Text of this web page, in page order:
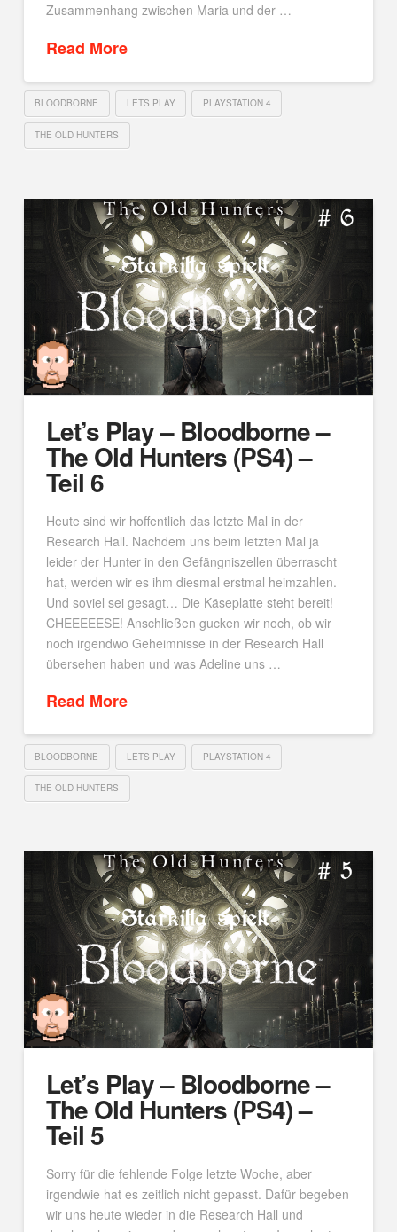
Zusammenhang zwischen Maria und der …
Read More
BLOODBORNE LETS PLAY PLAYSTATION 4
THE OLD HUNTERS
Let’s Play – Bloodborne –
The Old Hunters (PS4) –
Teil 6
Heute sind wir hoffentlich das letzte Mal in der
Research Hall. Nachdem uns beim letzten Mal ja
leider der Hunter in den Gefängniszellen überrascht
hat, werden wir es ihm diesmal erstmal heimzahlen.
Und soviel sei gesagt… Die Käseplatte steht bereit!
CHEEEEESE! Anschließen gucken wir noch, ob wir
noch irgendwo Geheimnisse in der Research Hall
übersehen haben und was Adeline uns …
Read More
BLOODBORNE LETS PLAY PLAYSTATION 4
THE OLD HUNTERS
Let’s Play – Bloodborne –
The Old Hunters (PS4) –
Teil 5
Sorry für die fehlende Folge letzte Woche, aber
irgendwie hat es zeitlich nicht gepasst. Dafür begeben
wir uns heute wieder in die Research Hall und